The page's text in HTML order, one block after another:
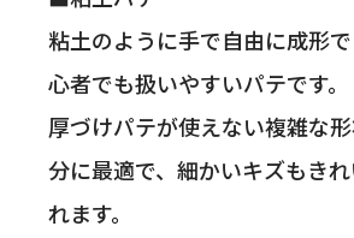
粘土のように手で自由に成形
心者でも扱いやすいパテです。
厚づけパテが使えない複雑な
分に最適で、細かいキズもき
れます。